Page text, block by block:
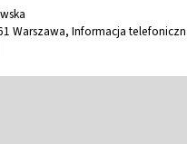
Warszawa, Informacja